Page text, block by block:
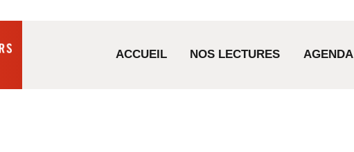
ACCUEIL NOS LECTURES AGENDA
NOS LECTURES